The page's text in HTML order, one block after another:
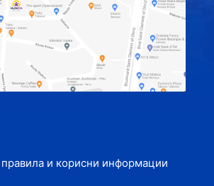
и корисни информации